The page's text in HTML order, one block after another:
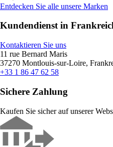
Entdecken Sie alle unsere Marken
Kundendienst in
Kontaktieren Sie uns
11 rue Bernard Maris
37270 Montlouis-sur-Loire,
+33 1 86 47 62 58
Sichere Zahlung
Kaufen Sie sicher auf unserer